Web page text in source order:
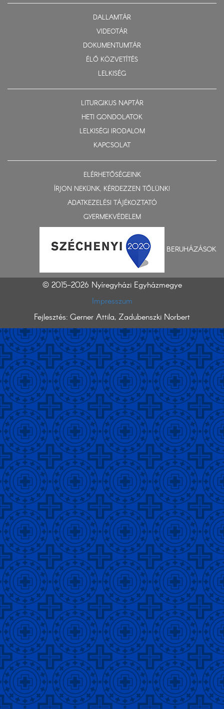
DALLAMTÁR
VIDEOTÁR
DOKUMENTUMTÁR
ÉLŐ KÖZVETÍTÉS
LELKISÉG
LITURGIKUS NAPTÁR
HETI GONDOLATOK
LELKISÉGI IRODALOM
KAPCSOLAT
ELÉRHETŐSÉGEINK
ÍRJON NEKÜNK, KÉRDEZZEN TŐLÜNK!
ADATKEZELÉSI TÁJÉKOZTATÓ
GYERMEKVÉDELEM
BERUHÁZÁSOK
© 2015-2026 Nyíregyházi Egyházmegye
Impresszum
Fejlesztés: Gerner Attila, Zadubenszki Norbert